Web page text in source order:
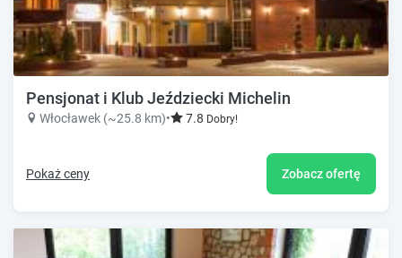
Pensjonat i Klub Jeździecki Michelin
Włocławek (~25.8 km)• 7.8 Dobry!
Pokaż ceny Zobacz ofertę